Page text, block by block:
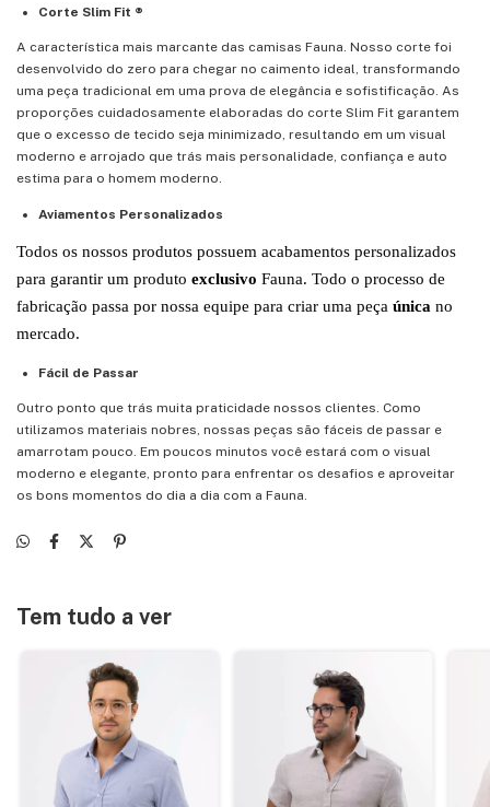
Corte Slim Fit ®
A característica mais marcante das camisas Fauna. Nosso corte foi
desenvolvido do zero para chegar no caimento ideal, transformando
uma peça tradicional em uma prova de elegância e sofistificação. As
proporções cuidadosamente elaboradas do corte Slim Fit garantem
que o excesso de tecido seja minimizado, resultando em um visual
moderno e arrojado que trás mais personalidade, confiança e auto
estima para o homem moderno.
Aviamentos Personalizados
Todos os nossos produtos possuem acabamentos personalizados
para garantir um produto exclusivo Fauna. Todo o processo de
fabricação passa por nossa equipe para criar uma peça única no
mercado.
Fácil de Passar
Outro ponto que trás muita praticidade nossos clientes. Como
utilizamos materiais nobres, nossas peças são fáceis de passar e
amarrotam pouco. Em poucos minutos você estará com o visual
moderno e elegante, pronto para enfrentar os desafios e aproveitar
os bons momentos do dia a dia com a Fauna.
Tem tudo a ver